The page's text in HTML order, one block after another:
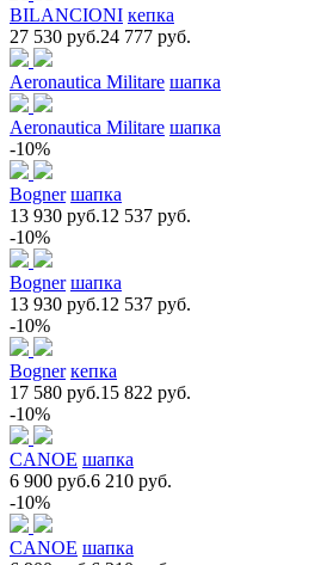
BILANCIONI кепка
27 530 руб.24 777 руб.
Aeronautica Militare шапка
Aeronautica Militare шапка
-10%
Bogner шапка
13 930 руб.12 537 руб.
-10%
Bogner шапка
13 930 руб.12 537 руб.
-10%
Bogner кепка
17 580 руб.15 822 руб.
-10%
CANOE шапка
6 900 руб.6 210 руб.
-10%
CANOE шапка